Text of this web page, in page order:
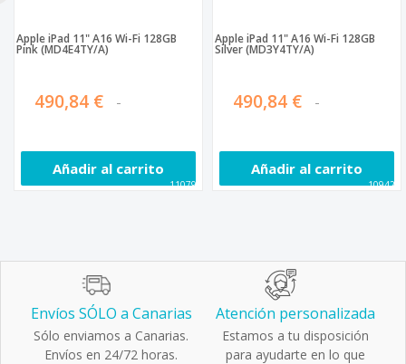
Apple iPad 11" A16 Wi-Fi 128GB
Pink (MD4E4TY/A)
490,84 €
Añadir al carrito
110794
Apple iPad 11" A16 Wi-Fi 128GB
Silver (MD3Y4TY/A)
490,84 €
Añadir al carrito
109420
Envíos SÓLO a Canarias
Sólo enviamos a Canarias.
Envíos en 24/72 horas.
Atención personalizada
Estamos a tu disposición
para ayudarte en lo que